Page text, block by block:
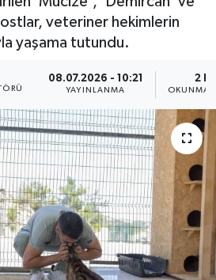
veteriner hekimlerin
yaşama tutundu.
08.07.2026 - 10:21
YAYINLANMA
2
OKUNMA